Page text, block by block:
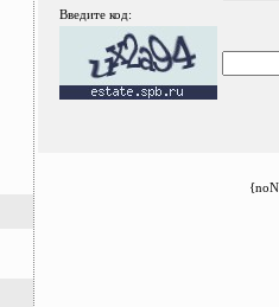
Введите код: